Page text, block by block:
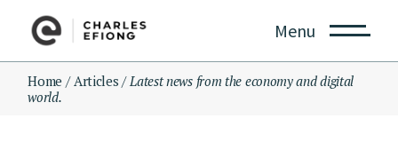
Menu
Home Articles
Latest news from the economy and digital
world.